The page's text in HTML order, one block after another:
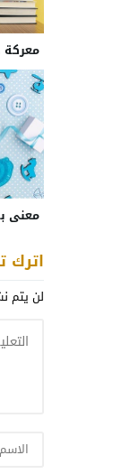
معنى
اترك
لن يتم